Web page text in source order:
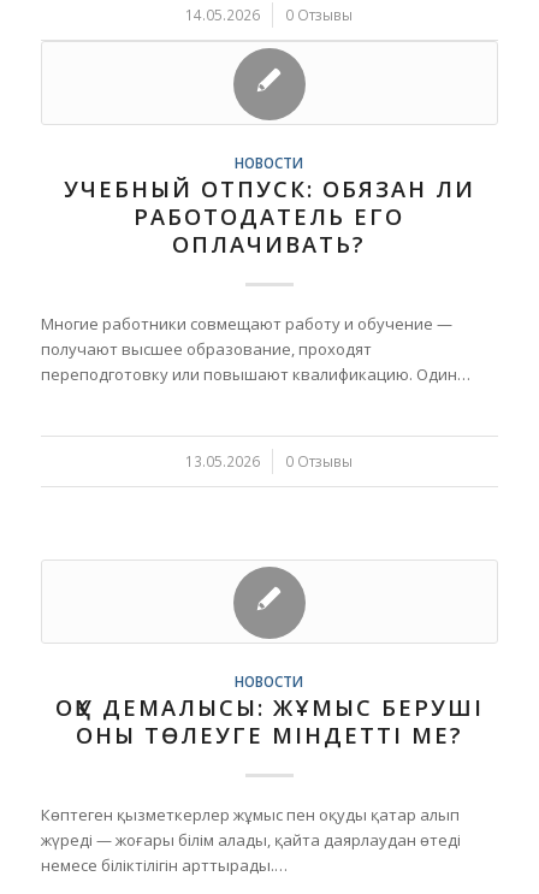
14.05.2026
/ 0 Отзывы
НОВОСТИ
УЧЕБНЫЙ ОТПУСК: ОБЯЗАН ЛИ
РАБОТОДАТЕЛЬ ЕГО
ОПЛАЧИВАТЬ?
Многие работники совмещают работу и обучение —
получают высшее образование, проходят
переподготовку или повышают квалификацию. Один…
13.05.2026
/ 0 Отзывы
НОВОСТИ
ОҚУ ДЕМАЛЫСЫ: ЖҰМЫС БЕРУШІ
ОНЫ ТӨЛЕУГЕ МІНДЕТТІ МЕ?
Көптеген қызметкерлер жұмыс пен оқуды қатар алып
жүреді — жоғары білім алады, қайта даярлаудан өтеді
немесе біліктілігін арттырады.…